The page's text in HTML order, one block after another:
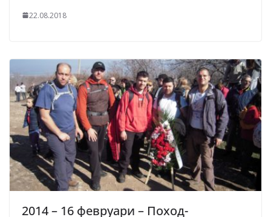
22.08.2018
2014 – 16 февруари – Поход-